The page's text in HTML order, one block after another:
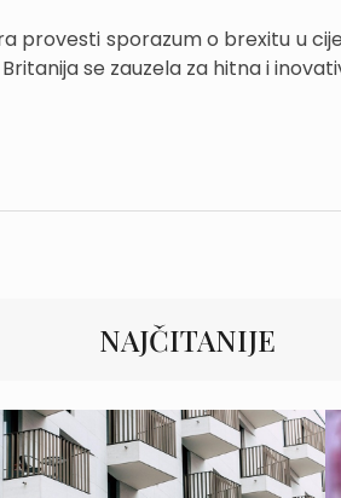
provesti sporazum o brexitu u
se zauzela za hitna i
NAJČITANIJE